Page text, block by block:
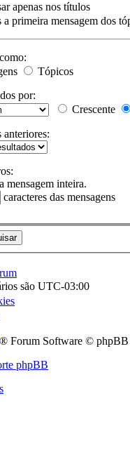
apenas nos títulos
a primeira mensagem dos
Tópicos
por:
Crescente
mensagem inteira.
caracteres das mensagens
são UTC-03:00
® Forum Software ©
phpBB